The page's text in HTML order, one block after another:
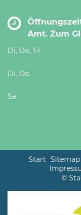
Amt. Zum
Di, Do, Fr
Di, Do
Sa
Start Sitemap
©